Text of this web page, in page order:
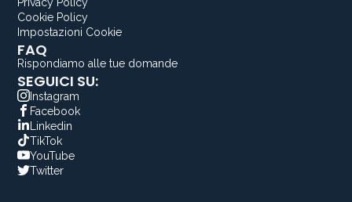
Privacy Policy
Cookie Policy
Impostazioni Cookie
FAQ
Rispondiamo alle tue domande
SEGUICI SU:
Instagram
Facebook
Linkedin
TikTok
YouTube
Twitter